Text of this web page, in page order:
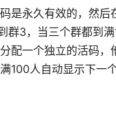
是永久有效的，然后
群3，当三个群都到
配一个独立的活码，
100人自动显示下一